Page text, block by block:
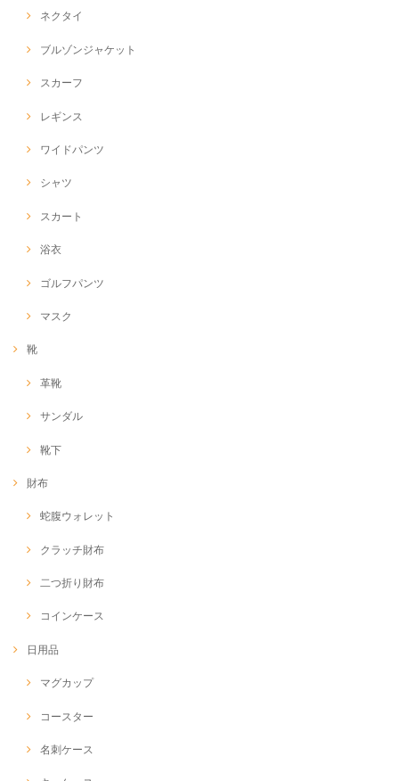
ネクタイ
ブルゾンジャケット
スカーフ
レギンス
ワイドパンツ
シャツ
スカート
浴衣
ゴルフパンツ
マスク
靴
革靴
サンダル
靴下
財布
蛇腹ウォレット
クラッチ財布
二つ折り財布
コインケース
日用品
マグカップ
コースター
名刺ケース